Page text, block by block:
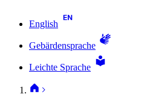
English
Gebärdensprache
Leichte Sprache